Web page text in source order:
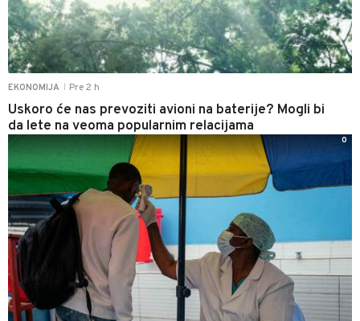
EKONOMIJA Pre 2 h
Uskoro će nas prevoziti avioni na baterije? Mogli bi
da lete na veoma popularnim relacijama
0